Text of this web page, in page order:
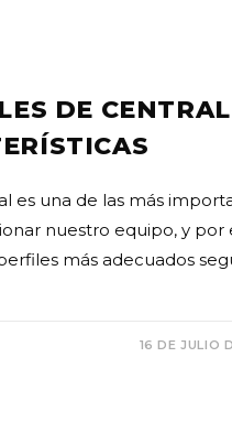
DE
es una de las más
nuestro equipo, y por
más adecuados
16 DE JULIO